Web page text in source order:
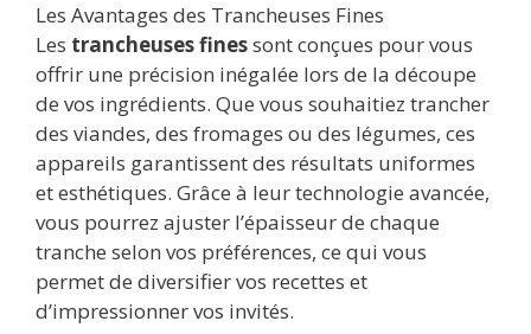
Les Avantages des Trancheuses Fines
Les trancheuses finessont conçues pour vous
offrir une précision inégalée lors de la découpe
de vos ingrédients. Que vous souhaitiez trancher
des viandes, des fromages ou des légumes, ces
appareils garantissent des résultats uniformes
et esthétiques. Grâce à leur technologie avancée,
vous pourrez ajuster l’épaisseur de chaque
tranche selon vos préférences, ce qui vous
permet de diversifier vos recettes et
d’impressionner vos invités.